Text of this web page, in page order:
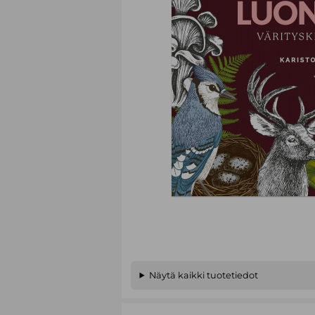
Näytä kaikki tuotetiedot